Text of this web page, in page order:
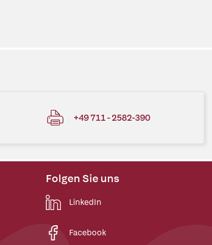
+49 711 - 2582-390
Folgen Sie uns
LinkedIn
Facebook